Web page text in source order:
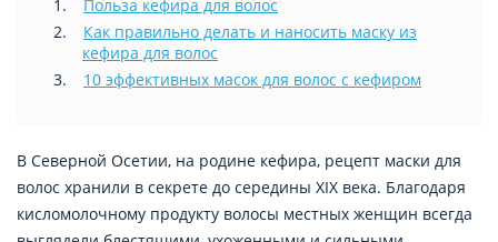
Польза кефира для волос
Как правильно делать и наносить маску из
кефира для волос
10 эффективных масок для волос с кефиром
В Северной Осетии, на родине кефира, рецепт маски для
волос хранили в секрете до середины XIX века. Благодаря
кисломолочному продукту волосы местных женщин всегда